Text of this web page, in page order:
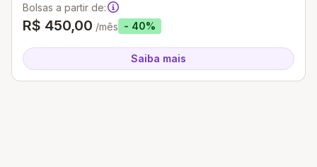
Bolsas a partir de:
R$ 450,00 /mês - 40%
Saiba mais